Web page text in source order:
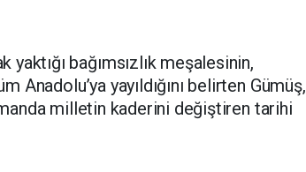
yaktığı bağımsızlık meşalesinin,
Anadolu’ya yayıldığını belirten Gümüş,
milletin kaderini değiştiren tarihi